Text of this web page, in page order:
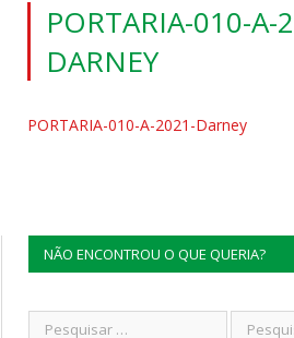
PORTARIA-010-A-
DARNEY
PORTARIA-010-A-2021-Darney
NÃO ENCONTROU O QUE QUERIA?